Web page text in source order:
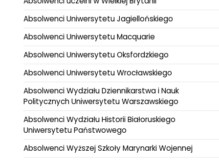
Absolwenci Uniwersytetu Jagiellońskiego
Absolwenci Uniwersytetu Macquarie
Absolwenci Uniwersytetu Oksfordzkiego
Absolwenci Uniwersytetu Wrocławskiego
Absolwenci Wydziału Dziennikarstwa i Nauk
Politycznych Uniwersytetu Warszawskiego
Absolwenci Wydziału Historii Białoruskiego
Uniwersytetu Państwowego
Absolwenci Wyższej Szkoły Marynarki Wojennej